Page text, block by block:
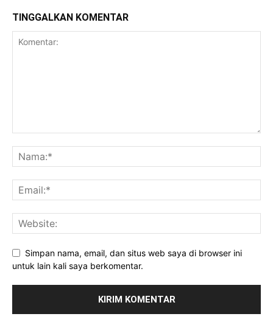
Cianjurpolitan
TINGGALKAN KOMENTAR
Simpan nama, email, dan situs web saya di browser ini
untuk lain kali saya berkomentar.